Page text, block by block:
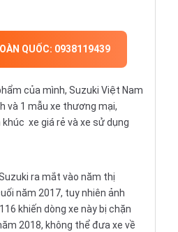
QUỐC: 0938119439
của mình, Suzuki Việt Nam
và 1 mẫu xe thương mại,
khúc xe giá rẻ và xe sử dụng
ra mắt vào năm thị
năm 2017, tuy nhiên ảnh
khiến dòng xe này bị chặn
2018, không thể đưa xe về